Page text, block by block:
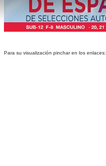
Para su visualización pinchar en los enlaces: